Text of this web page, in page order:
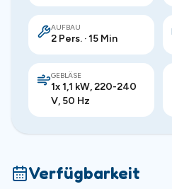
AUFBAU
2 Pers. · 15 Min
GEBLÄSE
1x 1,1 kW, 220-240
V, 50 Hz
Verfügbarkeit